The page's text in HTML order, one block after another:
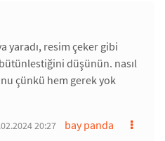
yaradı, resim çeker gibi
düşünün. nasıl
çünkü hem gerek yok
bay panda
20:27